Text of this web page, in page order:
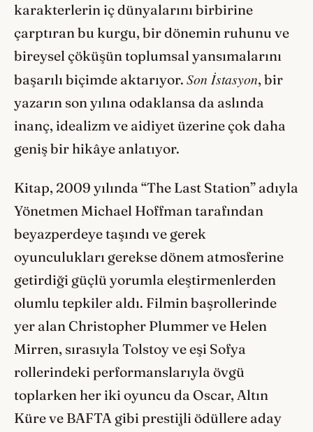
karakterlerin iç dünyalarını birbirine
çarptıran bu kurgu, bir dönemin ruhunu ve
bireysel çöküşün toplumsal yansımalarını
başarılı biçimde aktarıyor. Son İstasyon, bir
yazarın son yılına odaklansa da aslında
inanç, idealizm ve aidiyet üzerine çok daha
geniş bir hikâye anlatıyor.
Kitap, 2009 yılında “The Last Station” adıyla
Yönetmen Michael Hoffman tarafından
beyazperdeye taşındı ve gerek
oyunculukları gerekse dönem atmosferine
getirdiği güçlü yorumla eleştirmenlerden
olumlu tepkiler aldı. Filmin başrollerinde
yer alan Christopher Plummer ve Helen
Mirren, sırasıyla Tolstoy ve eşi Sofya
rollerindeki performanslarıyla övgü
toplarken her iki oyuncu da Oscar, Altın
Küre ve BAFTA gibi prestijli ödüllere aday